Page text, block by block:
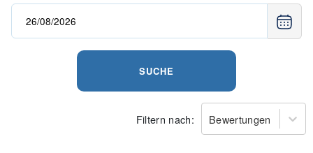
SUCHE
Filtern nach: Bewertungen